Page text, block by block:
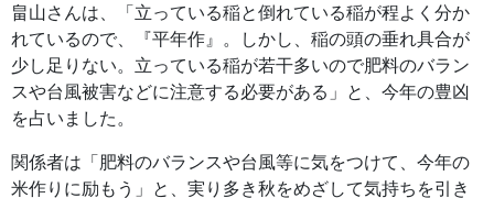
畠山さんは、「立っている稲と倒れている稲が程よく分か
れているので、『平年作』。しかし、稲の頭の垂れ具合が
少し足りない。立っている稲が若干多いので肥料のバラン
スや台風被害などに注意する必要がある」と、今年の豊凶
を占いました。
関係者は「肥料のバランスや台風等に気をつけて、今年の
米作りに励もう」と、実り多き秋をめざして気持ちを引き